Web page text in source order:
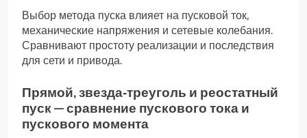
Выбор метода пуска влияет на пусковой ток,
механические напряжения и сетевые колебания.
Сравнивают простоту реализации и последствия
для сети и привода.
Прямой, звезда‑треуголь и реостатный
пуск — сравнение пускового тока и
пускового момента